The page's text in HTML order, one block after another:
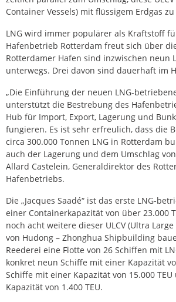
Container Vessels) mit flüssigem Erdgas
LNG wird immer populärer als Kraftstoff
Hafenbetrieb Rotterdam freut sich über
Rotterdamer Hafen sind inzwischen neun
unterwegs. Drei davon sind dauerhaft im
„Die Einführung der neuen LNG-
unterstützt die Bestrebung des
Hub für Import, Export, Lagerung und
fungieren. Es ist sehr erfreulich, dass die
circa 300.000 Tonnen LNG in Rotterdam
auch der Lagerung und dem Umschlag von
Allard Castelein, Generaldirektor des
Hafenbetriebs.
Die „Jacques Saadé“ ist das erste LNG-
einer Containerkapazität von über 23.000
noch acht weitere dieser ULCV (Ultra
von Hudong – Zhonghua Shipbuilding
Reederei eine Flotte von 26 Schiffen mit
konkret neun Schiffe mit einer Kapazität
Schiffe mit einer Kapazität von 15.000
Kapazität von 1.400 TEU.